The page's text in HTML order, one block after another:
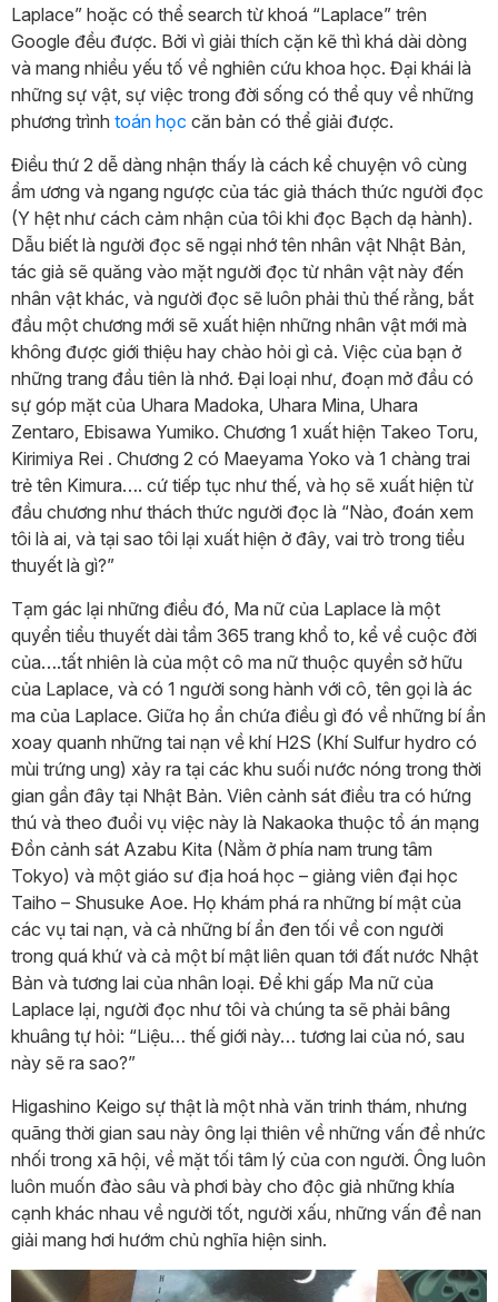
Laplace” hoặc có thể search từ khoá “Laplace” trên
Google đều được. Bởi vì giải thích cặn kẽ thì khá dài dòng
và mang nhiều yếu tố về nghiên cứu khoa học. Đại khái là
những sự vật, sự việc trong đời sống có thể quy về những
phương trình toán học căn bản có thể giải được.
Điều thứ 2 dễ dàng nhận thấy là cách kể chuyện vô cùng
ẩm ương và ngang ngược của tác giả thách thức người đọc
(Y hệt như cách cảm nhận của tôi khi đọc Bạch dạ hành).
Dẫu biết là người đọc sẽ ngại nhớ tên nhân vật Nhật Bản,
tác giả sẽ quăng vào mặt người đọc từ nhân vật này đến
nhân vật khác, và người đọc sẽ luôn phải thủ thế rằng, bắt
đầu một chương mới sẽ xuất hiện những nhân vật mới mà
không được giới thiệu hay chào hỏi gì cả. Việc của bạn ở
những trang đầu tiên là nhớ. Đại loại như, đoạn mở đầu có
sự góp mặt của Uhara Madoka, Uhara Mina, Uhara
Zentaro, Ebisawa Yumiko. Chương 1 xuất hiện Takeo Toru,
Kirimiya Rei . Chương 2 có Maeyama Yoko và 1 chàng trai
trẻ tên Kimura…. cứ tiếp tục như thế, và họ sẽ xuất hiện từ
đầu chương như thách thức người đọc là “Nào, đoán xem
tôi là ai, và tại sao tôi lại xuất hiện ở đây, vai trò trong tiểu
thuyết là gì?”
Tạm gác lại những điều đó, Ma nữ của Laplace là một
quyển tiểu thuyết dài tầm 365 trang khổ to, kể về cuộc đời
của….tất nhiên là của một cô ma nữ thuộc quyền sở hữu
của Laplace, và có 1 người song hành với cô, tên gọi là ác
ma của Laplace. Giữa họ ẩn chứa điều gì đó về những bí ẩn
xoay quanh những tai nạn về khí H2S (Khí Sulfur hydro có
mùi trứng ung) xảy ra tại các khu suối nước nóng trong thời
gian gần đây tại Nhật Bản. Viên cảnh sát điều tra có hứng
thú và theo đuổi vụ việc này là Nakaoka thuộc tổ án mạng
Đồn cảnh sát Azabu Kita (Nằm ở phía nam trung tâm
Tokyo) và một giáo sư địa hoá học – giảng viên đại học
Taiho – Shusuke Aoe. Họ khám phá ra những bí mật của
các vụ tai nạn, và cả những bí ẩn đen tối về con người
trong quá khứ và cả một bí mật liên quan tới đất nước Nhật
Bản và tương lai của nhân loại. Để khi gấp Ma nữ của
Laplace lại, người đọc như tôi và chúng ta sẽ phải bâng
khuâng tự hỏi: “Liệu… thế giới này… tương lai của nó, sau
này sẽ ra sao?”
Higashino Keigo sự thật là một nhà văn trinh thám, nhưng
quãng thời gian sau này ông lại thiên về những vấn đề nhức
nhối trong xã hội, về mặt tối tâm lý của con người. Ông luôn
luôn muốn đào sâu và phơi bày cho độc giả những khía
cạnh khác nhau về người tốt, người xấu, những vấn đề nan
giải mang hơi hướm chủ nghĩa hiện sinh.